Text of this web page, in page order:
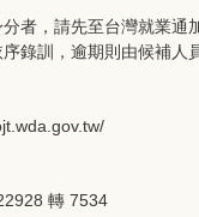
者，請先至台灣就業
錄訓，逾期則由候補人
轉 7534